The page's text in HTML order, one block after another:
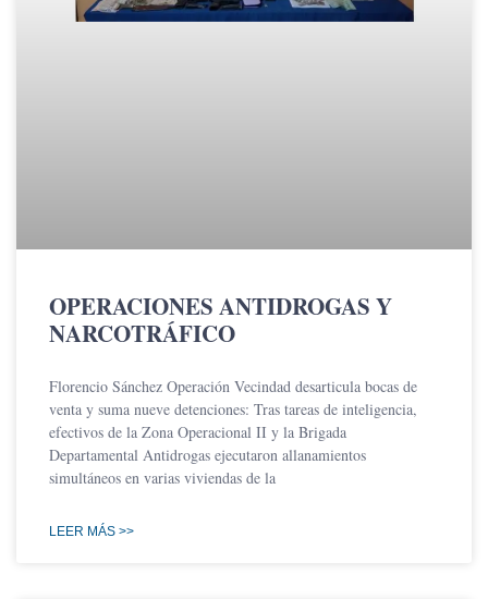
OPERACIONES ANTIDROGAS Y
NARCOTRÁFICO
Florencio Sánchez Operación Vecindad desarticula bocas de
venta y suma nueve detenciones: Tras tareas de inteligencia,
efectivos de la Zona Operacional II y la Brigada
Departamental Antidrogas ejecutaron allanamientos
simultáneos en varias viviendas de la
LEER MÁS >>